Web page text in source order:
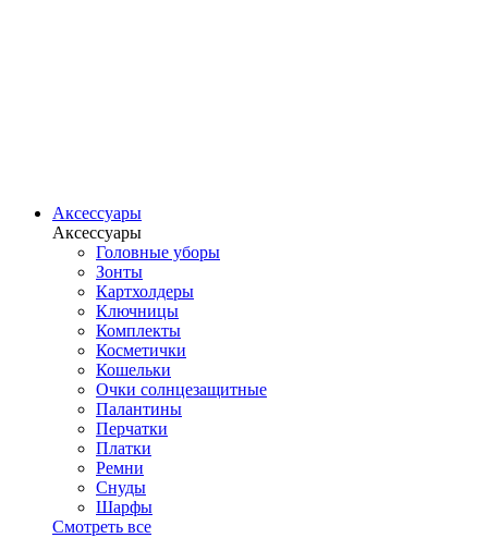
Аксессуары
Аксессуары
Головные уборы
Зонты
Картхолдеры
Ключницы
Комплекты
Косметички
Кошельки
Очки солнцезащитные
Палантины
Перчатки
Платки
Ремни
Снуды
Шарфы
Смотреть все